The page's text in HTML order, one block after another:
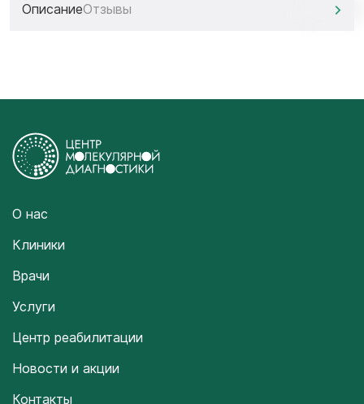
ОписаниеОтзывы
О нас
Клиники
Врачи
Услуги
Центр реабилитации
Новости и акции
Контакты